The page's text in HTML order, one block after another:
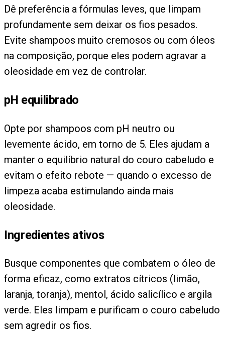
Dê preferência a fórmulas leves, que limpam
profundamente sem deixar os fios pesados.
Evite shampoos muito cremosos ou com óleos
na composição, porque eles podem agravar a
oleosidade em vez de controlar.
pH equilibrado
Opte por shampoos com pH neutro ou
levemente ácido, em torno de 5. Eles ajudam a
manter o equilíbrio natural do couro cabeludo e
evitam o efeito rebote — quando o excesso de
limpeza acaba estimulando ainda mais
oleosidade.
Ingredientes ativos
Busque componentes que combatem o óleo de
forma eficaz, como extratos cítricos (limão,
laranja, toranja), mentol, ácido salicílico e argila
verde. Eles limpam e purificam o couro cabeludo
sem agredir os fios.